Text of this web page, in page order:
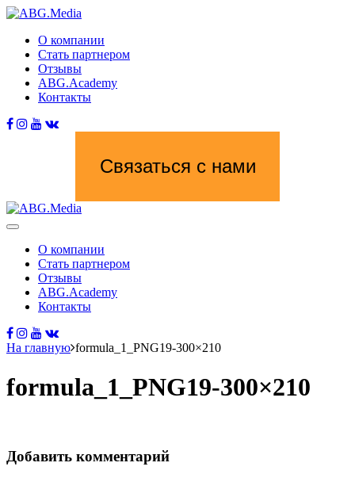
О компании
Стать партнером
Отзывы
ABG.Academy
Контакты
Связаться с нами
О компании
Стать партнером
Отзывы
ABG.Academy
Контакты
На главную formula_1_PNG19-300×210
formula_1_PNG19-300×210
Добавить комментарий